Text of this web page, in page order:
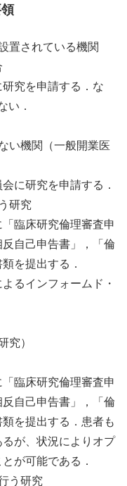
置されている機関
究を申請する．な
い．
い機関（一般開業医
に研究を申請する．
研究
臨床研究倫理審査申
自己申告書」，「倫
を提出する．
るインフォームド・
究）
臨床研究倫理審査申
自己申告書」，「倫
を提出する．患者も
が、状況によりオプ
が可能である．
う研究